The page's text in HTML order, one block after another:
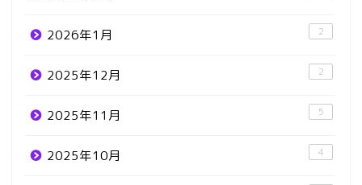
2026年1月 2
2025年12月 2
2025年11月 5
2025年10月 4